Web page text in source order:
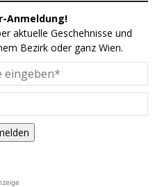
Anmeldung!
aktuelle Geschehnisse und
Bezirk oder ganz Wien.